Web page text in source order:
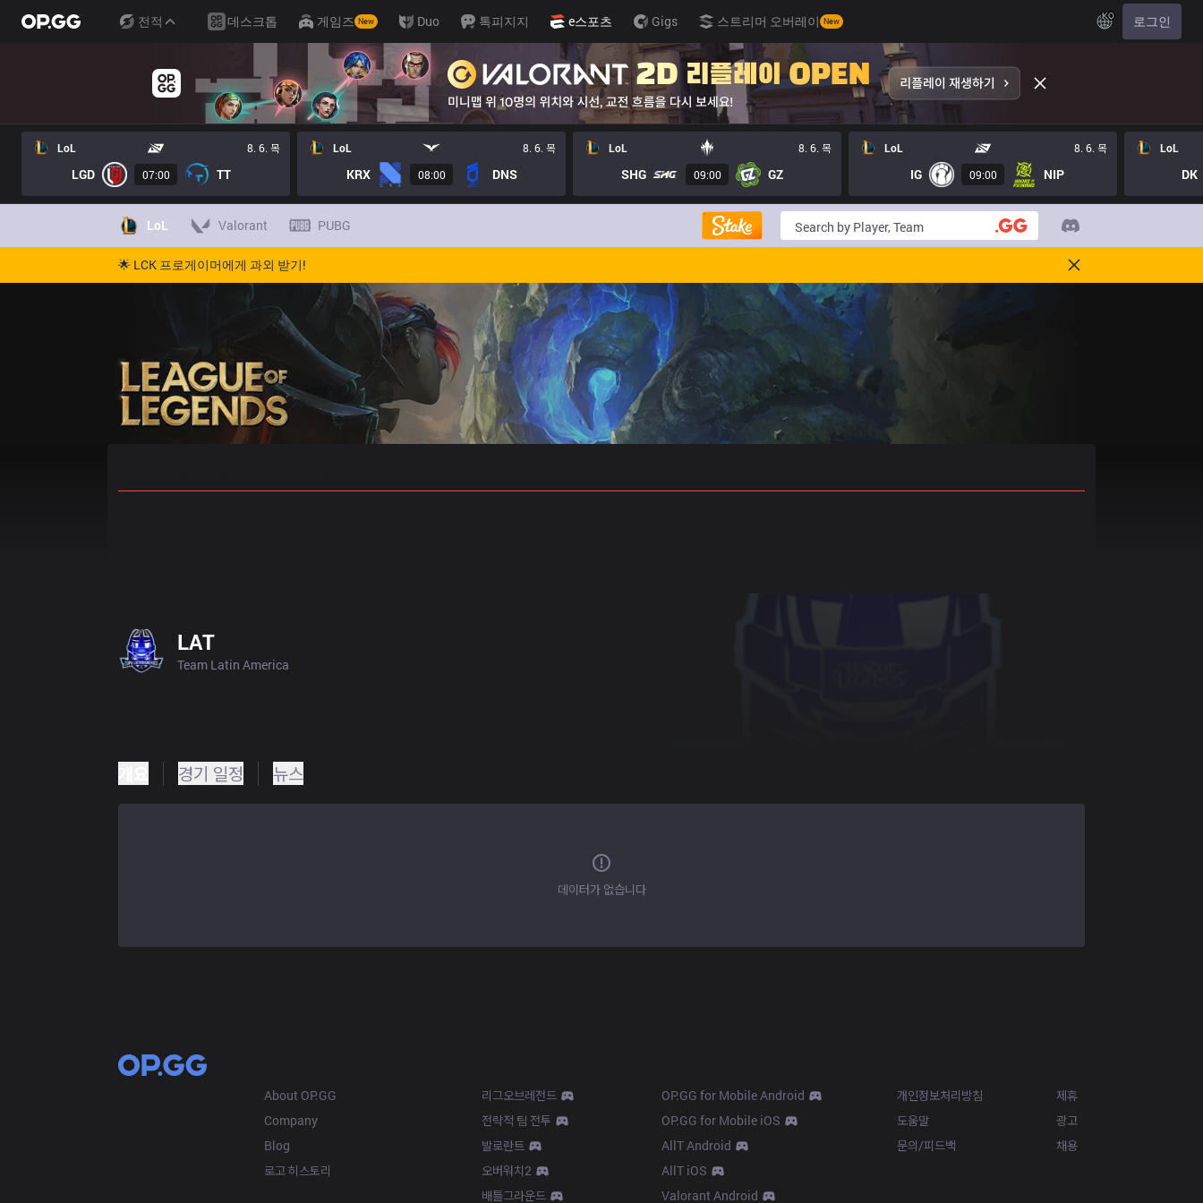
전적 데스크톱 게임즈 New Duo 톡피지지 e스포츠 Gigs 스트리머 오버레이 New KO 로그인
LoL 8. 6. 목
LGD 07:00 TT
LoL 8. 6. 목
KRX 08:00 DNS
LoL 8. 6. 목
SHG 09:00 GZ
LoL 8. 6. 목
IG 09:00 NIP
LoL
DK
LoL Valorant PUBG
🌟 LCK 프로게이머에게 과외 받기!
LAT
Team Latin America
경기 일정 뉴스
데이터가 없습니다
About OP.GG
Company
Blog
로고 히스토리
리그오브레전드
전략적 팀 전투
발로란트
오버워치2
배틀그라운드
OP.GG for Mobile Android
OP.GG for Mobile iOS
AllT Android
AllT iOS
Valorant Android
개인정보처리방침
도움말
문의/피드백
제휴
광고
채용